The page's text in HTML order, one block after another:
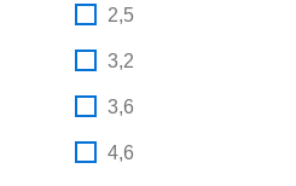
2,5
3,2
3,6
4,6